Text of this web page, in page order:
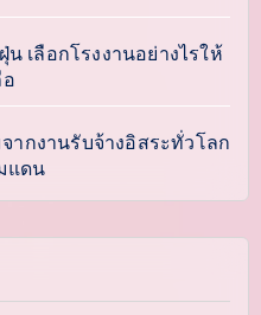
เลือกโรงงานอย่างไรให้
ากงานรับจ้างอิสระทั่วโลก
แดน